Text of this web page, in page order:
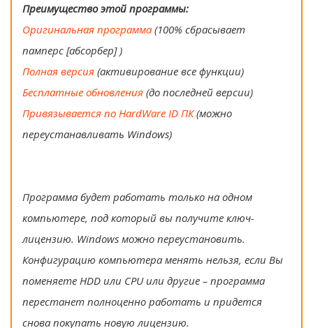
Преимущество этой программы:
Оригинальная программа (100% сбрасывает
памперс [абсорбер] )
Полная версия (активирование все функции)
Бесплатные обновления (до последней версии)
Привязывается по HardWare ID ПК(можно
переустанавливать Windows)
Программа будет работать только на одном
компьютере, под который вы получите ключ-
лицензию. Windows можно переустановить.
Конфигурацию компьютера менять нельзя, если Вы
поменяете HDD или CPU или другие – программа
перестанет полноценно работать и придется
снова покупать новую лицензию.